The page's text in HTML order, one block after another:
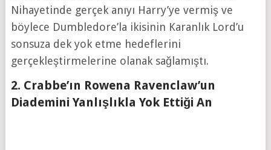
Nihayetinde gerçek anıyı Harry’ye vermiş ve
böylece Dumbledore’la ikisinin Karanlık Lord’u
sonsuza dek yok etme hedeflerini
gerçekleştirmelerine olanak sağlamıştı.
2. Crabbe’ın Rowena Ravenclaw’un
Diademini Yanlışlıkla Yok Ettiği An